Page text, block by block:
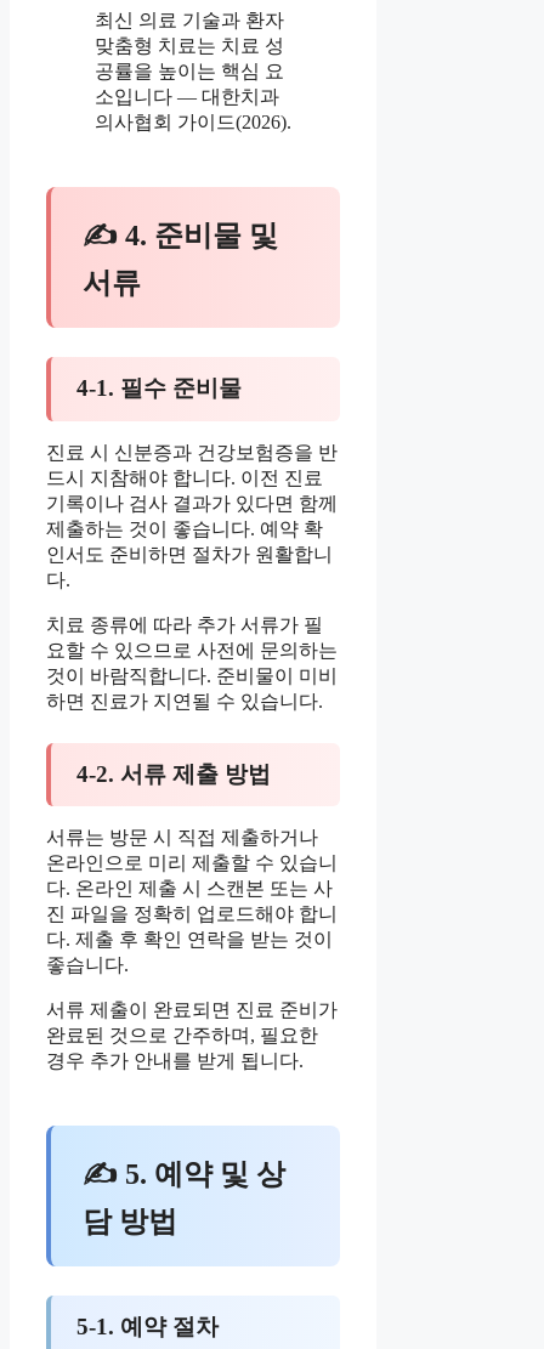
최신 의료 기술과 환자
맞춤형 치료는 치료 성
공률을 높이는 핵심 요
소입니다 — 대한치과
의사협회 가이드(2026).
✍ 4. 준비물 및
서류
4-1. 필수 준비물
진료 시 신분증과 건강보험증을 반
드시 지참해야 합니다. 이전 진료
기록이나 검사 결과가 있다면 함께
제출하는 것이 좋습니다. 예약 확
인서도 준비하면 절차가 원활합니
다.
치료 종류에 따라 추가 서류가 필
요할 수 있으므로 사전에 문의하는
것이 바람직합니다. 준비물이 미비
하면 진료가 지연될 수 있습니다.
4-2. 서류 제출 방법
서류는 방문 시 직접 제출하거나
온라인으로 미리 제출할 수 있습니
다. 온라인 제출 시 스캔본 또는 사
진 파일을 정확히 업로드해야 합니
다. 제출 후 확인 연락을 받는 것이
좋습니다.
서류 제출이 완료되면 진료 준비가
완료된 것으로 간주하며, 필요한
경우 추가 안내를 받게 됩니다.
✍ 5. 예약 및 상
담 방법
5-1. 예약 절차